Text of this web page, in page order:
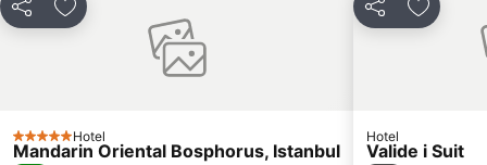
Istanbul Park
Yalova Thermal Springs
Maltepe
Karakoy Limani
DistribuițiAdăugaţi la favorite
5 Stele Hotel
Mandarin Oriental Bosphorus, Istanbul
Distribuiți
Hotel
Valide i Suit